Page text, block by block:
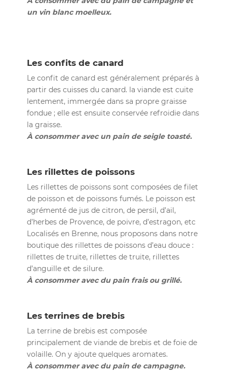
un vin blanc moelleux.
Les confits de canard
Le confit de canard est généralement préparés à
partir des cuisses du canard. la viande est cuite
lentement, immergée dans sa propre graisse
fondue ; elle est ensuite conservée refroidie dans
la graisse.
À consommer avec un pain de seigle toasté.
Les rillettes de poissons
Les rillettes de poissons sont composées de filet
de poisson et de poissons fumés. Le poisson est
agrémenté de jus de citron, de persil, d’ail,
d’herbes de Provence, de poivre, d’estragon, etc
Localisés en Brenne, nous proposons dans notre
boutique des rillettes de poissons d’eau douce :
rillettes de truite, rillettes de truite, rillettes
d’anguille et de silure.
À consommer avec du pain frais ou grillé.
Les terrines de brebis
La terrine de brebis est composée
principalement de viande de brebis et de foie de
volaille. On y ajoute quelques aromates.
À consommer avec du pain de campagne.